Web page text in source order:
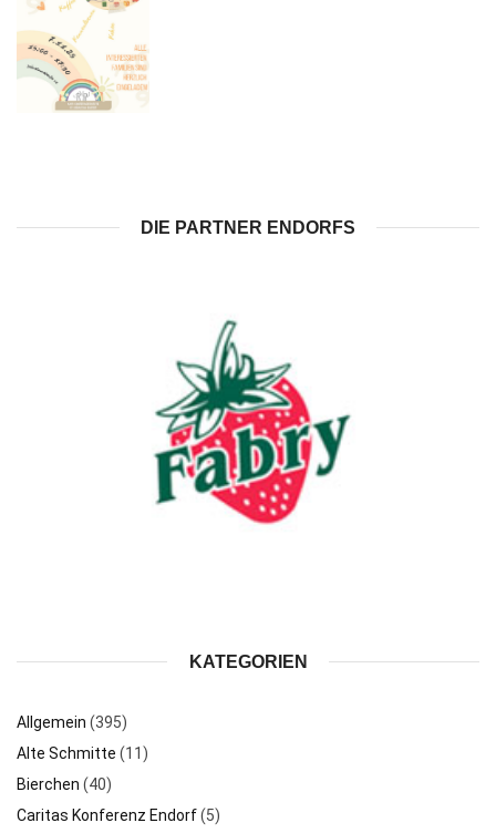
DIE PARTNER ENDORFS
KATEGORIEN
Allgemein (395)
Alte Schmitte (11)
Bierchen (40)
Caritas Konferenz Endorf(5)